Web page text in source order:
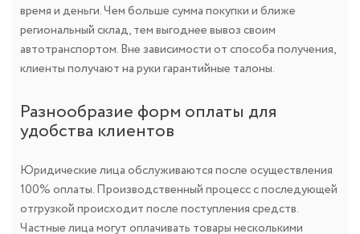
время и деньги. Чем больше сумма покупки и ближе
региональный склад, тем выгоднее вывоз своим
автотранспортом. Вне зависимости от способа получения,
клиенты получают на руки гарантийные талоны.
Разнообразие форм оплаты для
удобства клиентов
Юридические лица обслуживаются после осуществления
100% оплаты. Производственный процесс с последующей
отгрузкой происходит после поступления средств.
Частные лица могут оплачивать товары несколькими